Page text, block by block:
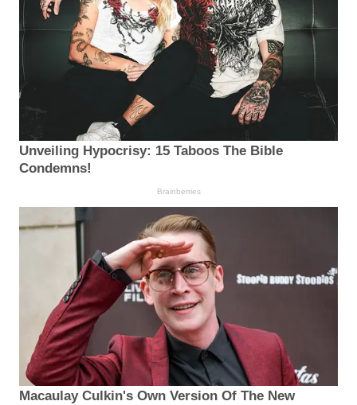
Unveiling Hypocrisy: 15 Taboos The Bible
Condemns!
Brainberries
Macaulay Culkin's Own Version Of The New